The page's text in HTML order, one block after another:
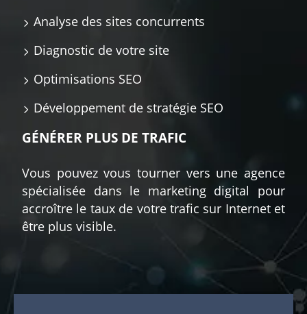
Analyse des sites concurrents
Diagnostic de votre site
Optimisations SEO
Développement de stratégie SEO
GÉNÉRER PLUS DE TRAFIC
Vous pouvez vous tourner vers une agence
spécialisée dans le marketing digital pour
accroître le taux de votre trafic sur Internet et
être plus visible.